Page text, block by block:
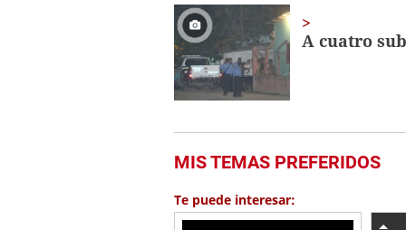
32
seconds
Volume
0%
A cuatro
MIS TEMAS PREFERIDOS
Te puede interesar: